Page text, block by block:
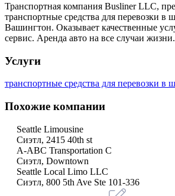
Транспортная компания Busliner LLC,
транспортные средства для перевозки в
Вашингтон. Оказывает качественные
сервис. Аренда авто на все случаи жизни.
Услуги
транспортные средства для перевозки в
Похожие компании
Seattle Limousine
Сиэтл, 2415 40th st
A-ABC Transportation C
Сиэтл, Downtown
Seattle Local Limo LLC
Сиэтл, 800 5th Ave Ste 101-336